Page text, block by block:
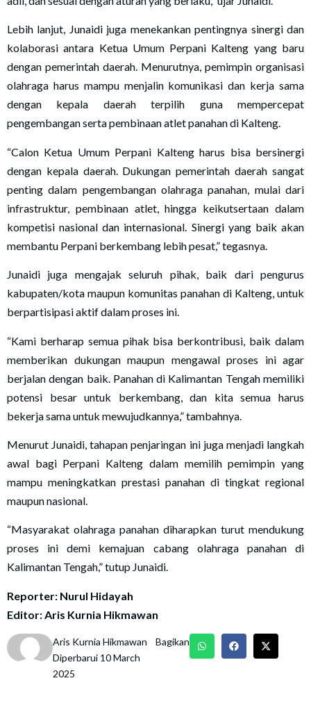
Lebih lanjut, Junaidi juga menekankan pentingnya sinergi dan
kolaborasi antara Ketua Umum Perpani Kalteng yang baru
dengan pemerintah daerah. Menurutnya, pemimpin organisasi
olahraga harus mampu menjalin komunikasi dan kerja sama
dengan kepala daerah terpilih guna mempercepat
pengembangan serta pembinaan atlet panahan di Kalteng.
“Calon Ketua Umum Perpani Kalteng harus bisa bersinergi
dengan kepala daerah. Dukungan pemerintah daerah sangat
penting dalam pengembangan olahraga panahan, mulai dari
infrastruktur, pembinaan atlet, hingga keikutsertaan dalam
kompetisi nasional dan internasional. Sinergi yang baik akan
membantu Perpani berkembang lebih pesat,” tegasnya.
Junaidi juga mengajak seluruh pihak, baik dari pengurus
kabupaten/kota maupun komunitas panahan di Kalteng, untuk
berpartisipasi aktif dalam proses ini.
“Kami berharap semua pihak bisa berkontribusi, baik dalam
memberikan dukungan maupun mengawal proses ini agar
berjalan dengan baik. Panahan di Kalimantan Tengah memiliki
potensi besar untuk berkembang, dan kita semua harus
bekerja sama untuk mewujudkannya,” tambahnya.
Menurut Junaidi, tahapan penjaringan ini juga menjadi langkah
awal bagi Perpani Kalteng dalam memilih pemimpin yang
mampu meningkatkan prestasi panahan di tingkat regional
maupun nasional.
“Masyarakat olahraga panahan diharapkan turut mendukung
proses ini demi kemajuan cabang olahraga panahan di
Kalimantan Tengah,” tutup Junaidi.
Reporter: Nurul Hidayah
Editor: Aris Kurnia Hikmawan
Aris Kurnia Hikmawan
Diperbarui 10 March
2025
Bagikan